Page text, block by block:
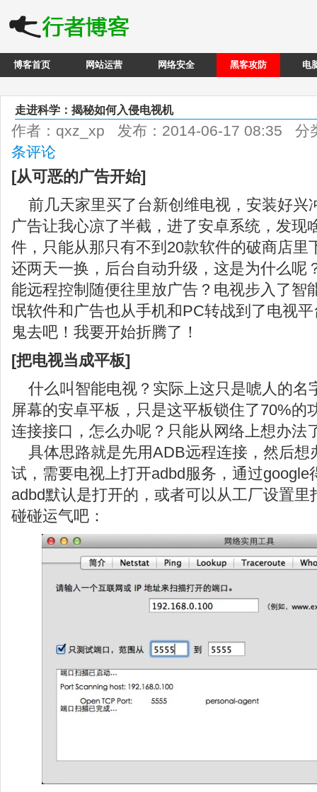
博客首页 网站运营 网络安全 黑客攻防 电
走进科学：揭秘如何入侵电视机
作者：qxz_xp 发布：2014-06-17 08:35 分
条评论
[从可恶的广告开始]
前几天家里买了台新创维电视，安装好兴
广告让我心凉了半截，进了安卓系统，发现
件，只能从那只有不到20款软件的破商店里
还两天一换，后台自动升级，这是为什么呢
能远程控制随便往里放广告？电视步入了智
氓软件和广告也从手机和PC转战到了电视
鬼去吧！我要开始折腾了！
[把电视当成平板]
什么叫智能电视？实际上这只是唬人的名
屏幕的安卓平板，只是这平板锁住了70%的
连接接口，怎么办呢？只能从网络上想办法
具体思路就是先用ADB远程连接，然后想
试，需要电视上打开adbd服务，通过google
adbd默认是打开的，或者可以从工厂设置
碰碰运气吧：